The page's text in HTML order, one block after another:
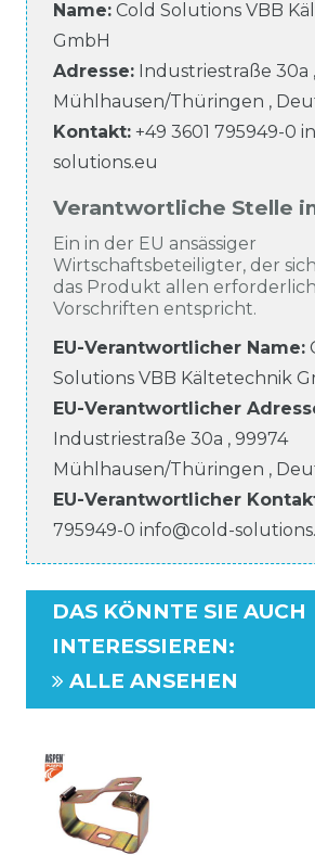
Name: Cold Solutions VBB
GmbH
Adresse: Industriestraße 30a ,
Mühlhausen/Thüringen ,
Kontakt: +49 3601 795949-0
solutions.eu
Verantwortliche Stelle
Ein in der EU ansässiger
Wirtschaftsbeteiligter, der
das Produkt allen
Vorschriften entspricht.
EU-Verantwortlicher Name:
Solutions VBB Kältetechnik
EU-Verantwortlicher
Industriestraße 30a , 99974
Mühlhausen/Thüringen ,
EU-Verantwortlicher
795949-0 info@cold-
DAS KÖNNTE SIE AUCH
INTERESSIEREN:
ALLE ANSEHEN